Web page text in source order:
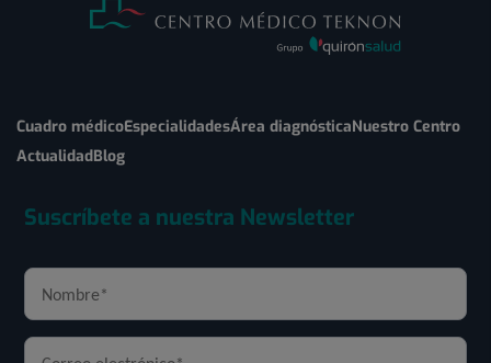
Cuadro médicoEspecialidadesÁrea diagnósticaNuestro Centro
ActualidadBlog
Suscríbete a nuestra Newsletter